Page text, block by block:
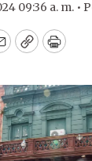
09:36 a. m. •
CopyPrint